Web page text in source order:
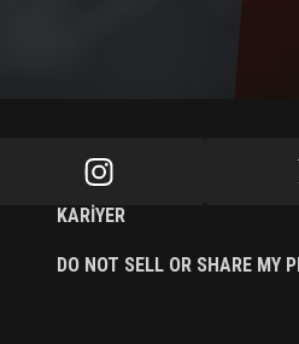
KARIYER
DO NOT SELL OR SHARE MY